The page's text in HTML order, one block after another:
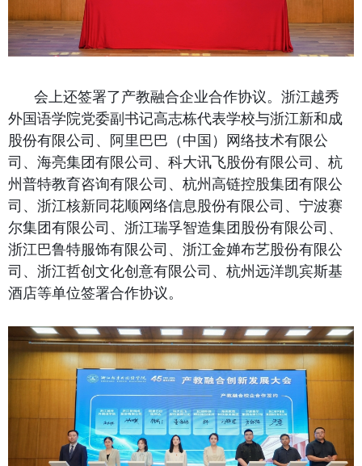
会上还签署了产教融合企业合作协议。浙江越秀
外国语学院党委副书记高志栋代表学校与浙江新和成
股份有限公司、 阿里巴巴（中国）网络技术有限公
司、海亮集团有限公司、科大讯飞股份有限公司、 杭
州普特教育咨询有限公司、杭州高链控股集团有限公
司、 浙江核新同花顺网络信息股份有限公司、宁波赛
尔集团有限公司、浙江瑞孚智造集团股份有限公司、
浙江巴鲁特服饰有限公司、浙江金婵布艺股份有限公
司、浙江哲创文化创意有限公司、杭州远洋凯宾斯基
酒店等单位签署合作协议。